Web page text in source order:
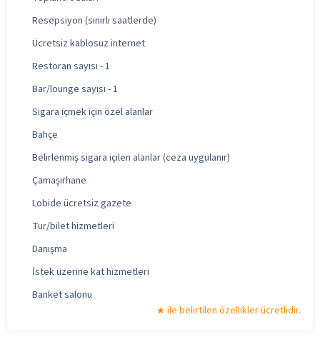
Resepsiyon (sınırlı saatlerde)
Ücretsiz kablosuz internet
Restoran sayısı - 1
Bar/lounge sayısı - 1
Sigara içmek için özel alanlar
Bahçe
Belirlenmiş sigara içilen alanlar (ceza uygulanır)
Çamaşırhane
Lobide ücretsiz gazete
Tur/bilet hizmetleri
Danışma
İstek üzerine kat hizmetleri
Banket salonu
ile belirtilen özellikler ücretlidir.